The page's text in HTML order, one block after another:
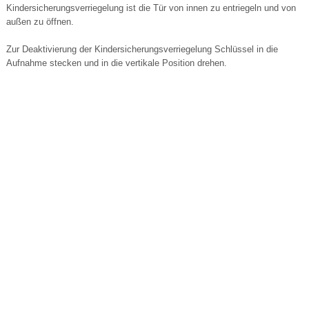
Kindersicherungsverriegelung ist die Tür von innen zu entriegeln und von
außen zu öffnen.
Zur Deaktivierung der Kindersicherungsverriegelung Schlüssel in die
Aufnahme stecken und in die vertikale Position drehen.